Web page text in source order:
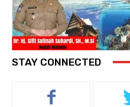
STAY CONNECTED